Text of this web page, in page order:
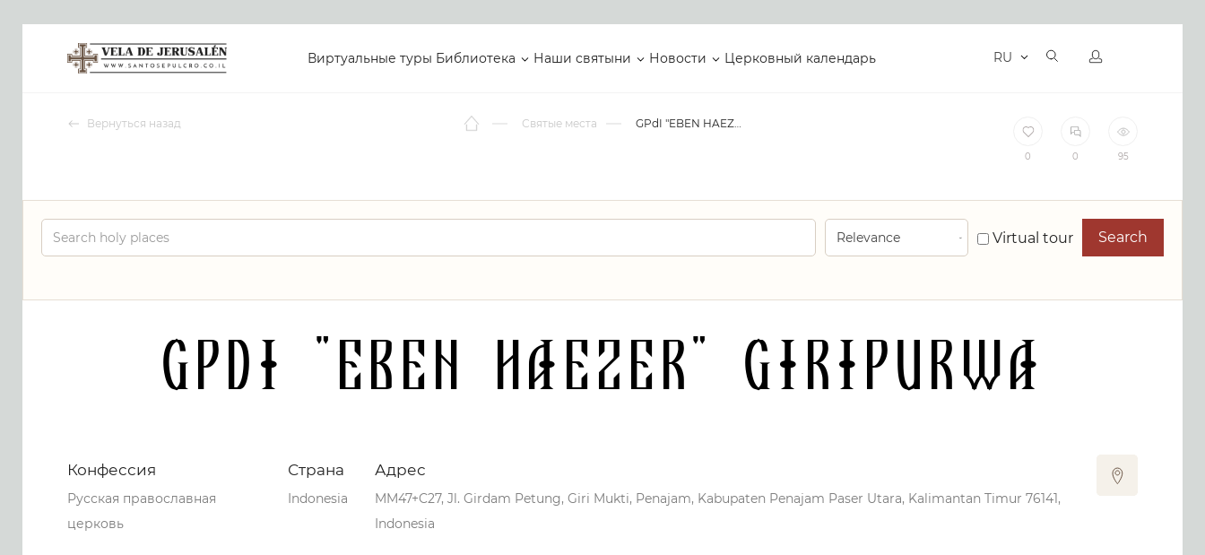
Виртуальные туры Библиотека Наши святыни Новости Церковный календарь RU
Вернуться назад Святые места GPdI "EBEN HAEZER" GIRIPURWA
0 0 95
Virtual tour Search
GPdI "EBEN HAEZER" GIRIPURWA
Конфессия
Русская православная
церковь
Страна
Indonesia
Адрес
MM47+C27, Jl. Girdam Petung, Giri Mukti, Penajam, Kabupaten Penajam Paser Utara, Kalimantan Timur 76141,
Indonesia